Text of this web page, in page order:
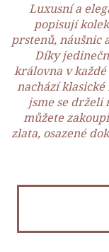
Luxusní a
popisují
prstenů, náušnic
Díky
královna v každé
nachází
jsme se drželi
můžete
zlata, osazené